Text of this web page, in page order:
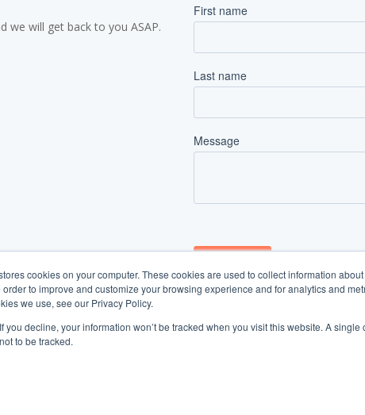
cookies on your computer. These cookies are used to collect information
to improve and customize your browsing experience and for analytics and
we use, see our Privacy Policy.
If you decline, your information won’t be tracked when you visit this website. A
not to be tracked.
we will get back to you ASAP.